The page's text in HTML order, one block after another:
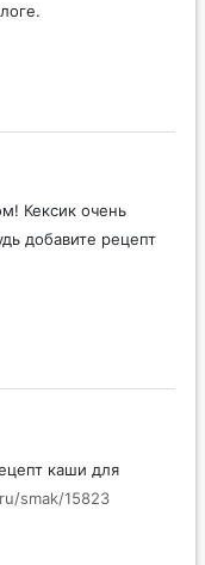
Кекcик очень
добавите рецепт
каши для
smak/15823